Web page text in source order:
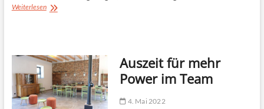
WeiterlesenVersteckt
Krieges
Auszeit für mehr
Power im Team
4. Mai 2022